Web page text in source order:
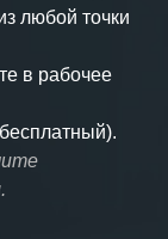
любой точки
в рабочее